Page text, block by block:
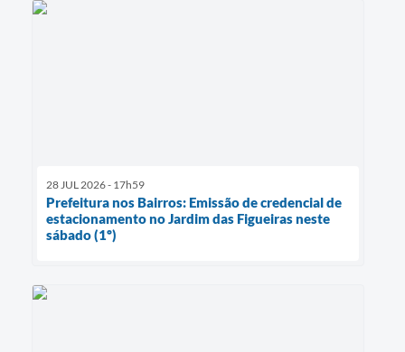
28 JUL 2026 - 17h59
Prefeitura nos Bairros: Emissão de credencial de
estacionamento no Jardim das Figueiras neste
sábado (1º)